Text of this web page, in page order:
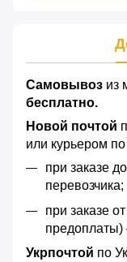
Самовывоз из
бесплатно.
Новой почтой
или курьером
при заказе
перевозчика;
при заказе
предоплаты)
Укрпочтой по